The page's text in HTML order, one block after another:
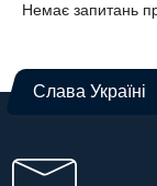
Немає запитань
Слава Україні